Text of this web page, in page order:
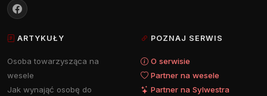
ARTYKUŁY
Osoba towarzysząca na
wesele
Jak wynająć osobę do
POZNAJ SERWIS
O serwisie
Partner na wesele
Partner na Sylwestra